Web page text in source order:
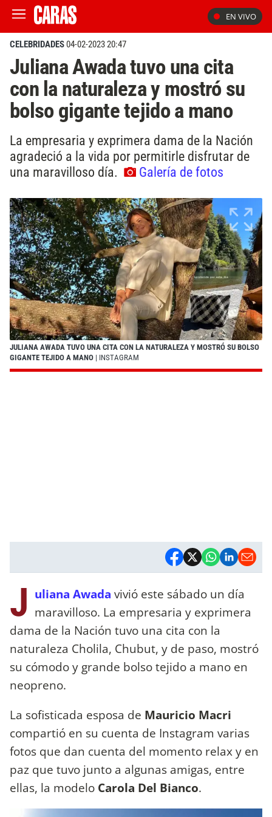
EN VIVO
CELEBRIDADES04-02-2023 20:47
Juliana Awada tuvo una cita
con la naturaleza y mostró su
bolso gigante tejido a mano
La empresaria y exprimera dama de la Nación
agradeció a la vida por permitirle disfrutar de
una maravilloso día.
Galería de fotos
JULIANA AWADA TUVO UNA CITA CON LA NATURALEZA Y MOSTRÓ SU BOLSO
GIGANTE TEJIDO A MANO | INSTAGRAM
J uliana Awada vivió este sábado un día
maravilloso. La empresaria y exprimera
dama de la Nación tuvo una cita con la
naturaleza Cholila, Chubut, y de paso, mostró
su cómodo y grande bolso tejido a mano en
neopreno.
La sofisticada esposa de Mauricio Macri
compartió en su cuenta de Instagram varias
fotos que dan cuenta del momento relax y en
paz que tuvo junto a algunas amigas, entre
ellas, la modelo Carola Del Bianco.